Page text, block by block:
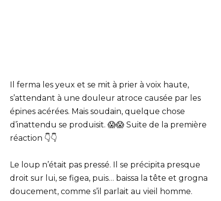
Il ferma les yeux et se mit à prier à voix haute,
s’attendant à une douleur atroce causée par les
épines acérées. Mais soudain, quelque chose
d’inattendu se produisit. 😱😱 Suite de la première
réaction 👇👇
Le loup n’était pas pressé. Il se précipita presque
droit sur lui, se figea, puis… baissa la tête et grogna
doucement, comme s’il parlait au vieil homme.